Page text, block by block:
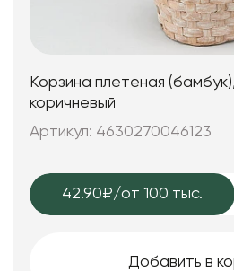
Корзина плетеная
коричневый
Артикул: 4630270046123
42.90₽/от 100 тыс.
Добавить в